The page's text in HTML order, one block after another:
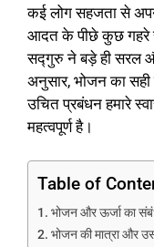
कई लोग सहजता से
आदत के पीछे कुछ गहरे
सद्गुरु ने बड़े ही सरल
अनुसार, भोजन का
उचित प्रबंधन हमारे
महत्वपूर्ण है।
Table of
भोजन और ऊर्जा का
भोजन की मात्रा और